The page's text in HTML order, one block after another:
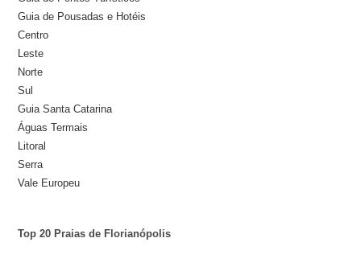
Guia de Pousadas e Hotéis
Centro
Leste
Norte
Sul
Guia Santa Catarina
Águas Termais
Litoral
Serra
Vale Europeu
Top 20 Praias de Florianópolis